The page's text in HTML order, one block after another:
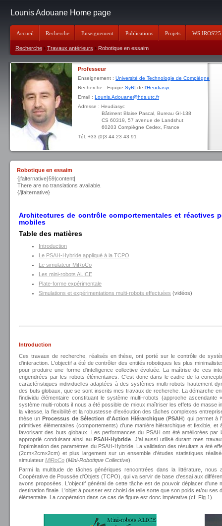
Accueil Recherche Enseignement Publications Projets WS IROS'25
Recherche Travaux antérieurs Robotique en essaim
Lounis Adouane Home page
Professeur
Enseignement : Université de Technologie de Compiègne
Recherche : Equipe SyRI de l'Heudiasyc
Email : Lounis.Adouane@hds.utc.fr
Adresse : Heudiasyc
Bâtiment Blaise Pascal, Bureau GI-138
CS 60319, 57 avenue de Landshut
60203 Compiègne Cedex, France
Tél. +33 (0)3 44 23 43 91
Robotique en essaim
{jfalternative}59|content|
There are no translations available.
{/jfalternative}
Architectures de contrôle comportementales et réactives
mobiles
Table des matières
Introduction
Le PSAH-Hybride appliqué à la TCPO
Le simulateur MiRoCo
Les mini-robots ALICE
Plate-forme expérimentale
Simulations et expérimentations multi-robots effectuées (vidéos)
Introduction
Ces travaux de recherche, réalisés en thèse, ont porté sur le contrôle de
d'interaction. L'objectif a été de contrôler des entités robotiques les plus
pour produire une forme d'intelligence collective évoluée. La maîtrise de ces
engendrées par les robots élémentaires. C'est donc dans le cadre de la
caractéristiques individuelles adaptées à des systèmes multi-robots hautement
des buts globaux, que se sont inscrits mes travaux de recherche. La démarche
l'individu élémentaire constituant le système multi-robots (approche ascendante
système multi-robots il nous a été possible de mieux maîtriser les effets de masse
la vitesse, la flexibilité et la robustesse d'exécution des tâches complexes
thèse unProcessus de Sélection d'Action Hiérarchique (PSAH) qui permet à
primitives élémentaires (comportements) d'une manière hiérarchique et flexible,
favorisant des buts globaux. Les performances du PSAH ont été améliorées
approprié conduisant ainsi auPSAH-Hybride . J'ai aussi utilisé durant mes
l'optimisation des paramètres du PSAH-Hybride. La validation des résultats a été
(2cm×2cm×2cm) et plus largement sur un ensemble d'études statistiques
simulateur MiRoCo (Mini-Robotique Collective).
Parmi la multitude de tâches génériques rencontrées dans la littérature,
Coopérative de Poussée d'Objets (TCPO), qui va servir de base d'essai aux
avons proposées. L'objectif général de cette tâche est de pouvoir déplacer d'une
destination finale. L'objet à pousser est choisi de telle sorte que son poids et/ou
élémentaire. La coopération dans ce cas de figure est donc impérative (cf. Fig.1).